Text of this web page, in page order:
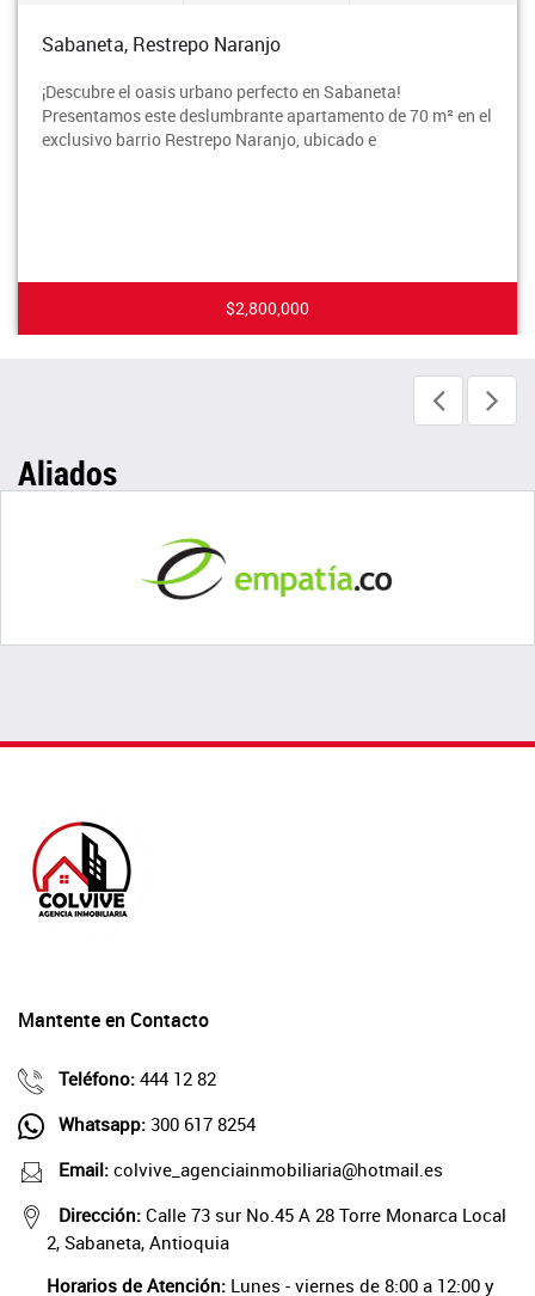
Sabaneta, Restrepo Naranjo
¡Descubre el oasis urbano perfecto en Sabaneta!
Presentamos este deslumbrante apartamento de 70 m² en el
exclusivo barrio Restrepo Naranjo, ubicado e
$2,800,000
Aliados
Mantente en Contacto
Teléfono: 444 12 82
Whatsapp: 300 617 8254
Email: colvive_agenciainmobiliaria@hotmail.es
Dirección: Calle 73 sur No.45 A 28 Torre Monarca Local
2, Sabaneta, Antioquia
Horarios de Atención: Lunes - viernes de 8:00 a 12:00 y